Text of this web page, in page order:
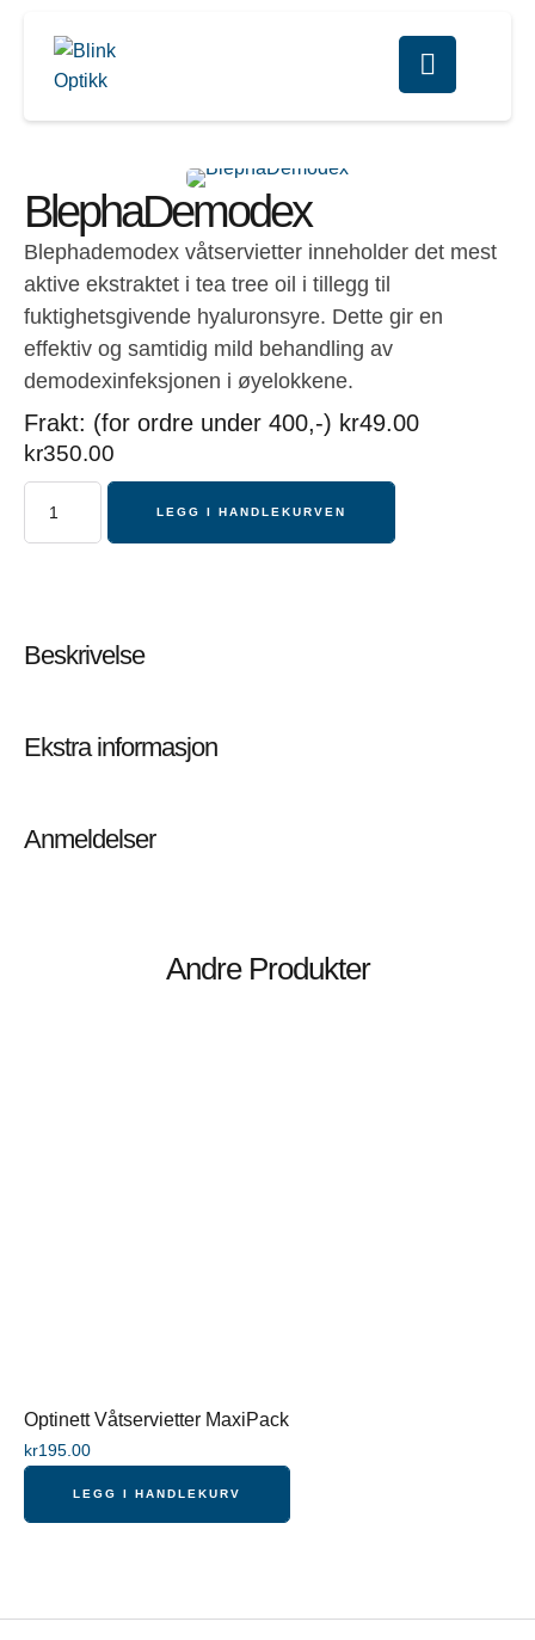
BlephaDemodex
Blephademodex våtservietter inneholder det mest
aktive ekstraktet i tea tree oil i tillegg til
fuktighetsgivende hyaluronsyre. Dette gir en
effektiv og samtidig mild behandling av
demodexinfeksjonen i øyelokkene.
Frakt: (for ordre under 400,-) kr49.00
kr350.00
LEGG I HANDLEKURVEN
Beskrivelse
Ekstra informasjon
Anmeldelser
Andre Produkter
Optinett Våtservietter MaxiPack
kr195.00
LEGG I HANDLEKURV